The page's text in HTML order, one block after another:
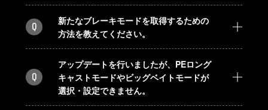
Q
新たなブレーキモードを取得するための
方法を教えてください。
Q
アップデートを行いましたが、PEロング
キャストモードやビッグベイトモードが
選択・設定できません。